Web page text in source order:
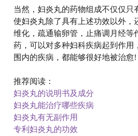
当然，妇炎丸的药物组成不仅仅只
使妇炎丸除了具有上述功效以外，
维化，疏通输卵管，止痛调月经等
药，可以对多种妇科疾病起到作用
围内的疾病，都能够很好地被治愈!
推荐阅读：
妇炎丸的说明书及成分
妇炎丸能治疗哪些疾病
妇炎丸有无副作用
专利妇炎丸的功效